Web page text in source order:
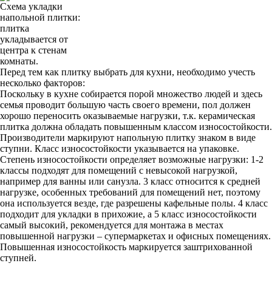
Схема укладки
напольной плитки:
плитка
укладывается от
центра к стенам
комнаты.
Перед тем как плитку выбрать для кухни, необходимо учесть
несколько факторов:
Поскольку в кухне собирается порой множество людей и здесь
семья проводит большую часть своего времени, пол должен
хорошо переносить оказываемые нагрузки, т.к. керамическая
плитка должна обладать повышенным классом износостойкости.
Производители маркируют напольную плитку знаком в виде
ступни. Класс износостойкости указывается на упаковке.
Степень износостойкости определяет возможные нагрузки: 1-2
классы подходят для помещений с невысокой нагрузкой,
например для ванны или санузла. 3 класс относится к средней
нагрузке, особенных требований для помещений нет, поэтому
она используется везде, где разрешены кафельные полы. 4 класс
подходит для укладки в прихожие, а 5 класс износостойкости
самый высокий, рекомендуется для монтажа в местах
повышенной нагрузки – супермаркетах и офисных помещениях.
Повышенная износостойкость маркируется заштрихованной
ступней.